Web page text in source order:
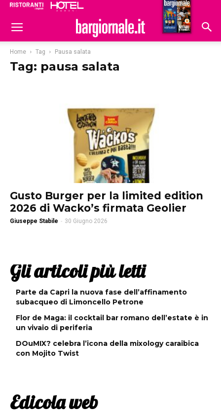
Hoteldomani
Home Tag Pausa salata
Tag: pausa salata
Gusto Burger per la limited edition
2026 di Wacko’s firmata Geolier
Giuseppe Stabile - 30 Giugno 2026
Gli articoli più letti
Parte da Capri la nuova fase dell’affinamento
subacqueo di Limoncello Petrone
Flor de Maga: il cocktail bar romano dell’estate è in
un vivaio di periferia
DOuMIX? celebra l’icona della mixology caraibica
con Mojito Twist
Edicola web